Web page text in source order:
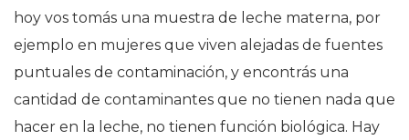
hoy vos tomás una muestra de leche materna, por
ejemplo en mujeres que viven alejadas de fuentes
puntuales de contaminación, y encontrás una
cantidad de contaminantes que no tienen nada que
hacer en la leche, no tienen función biológica. Hay